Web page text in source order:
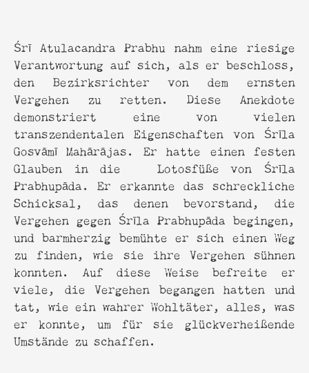
Śrī Atulacandra Prabhu nahm eine riesige
Verantwortung auf sich, als er beschloss,
den Bezirksrichter von dem ernsten
Vergehen zu retten. Diese Anekdote
demonstriert eine von vielen
transzendentalen Eigenschaften von Śrīla
Gosvāmī Mahārājas. Er hatte einen festen
Glauben in die Lotosfüße von Śrīla
Prabhupāda. Er erkannte das schreckliche
Schicksal, das denen bevorstand, die
Vergehen gegen Śrīla Prabhupāda begingen,
und barmherzig bemühte er sich einen Weg
zu finden, wie sie ihre Vergehen sühnen
konnten. Auf diese Weise befreite er
viele, die Vergehen begangen hatten und
tat, wie ein wahrer Wohltäter, alles, was
er konnte, um für sie glückverheißende
Umstände zu schaffen.